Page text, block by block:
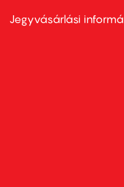
second
Jegyvásárlási